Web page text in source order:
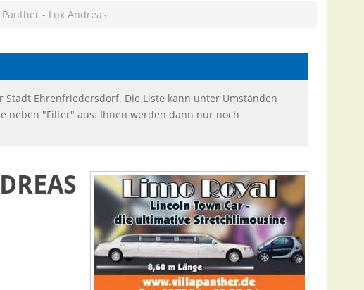
- Lux Andreas
Ehrenfriedersdorf. Die Liste kann unter Umständen
neben "Filter" aus. Ihnen werden dann nur noch